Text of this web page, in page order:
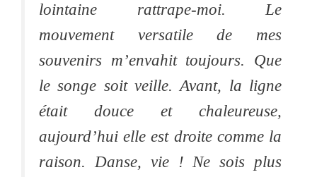
lointaine rattrape-moi. Le
mouvement versatile de mes
souvenirs m’envahit toujours. Que
le songe soit veille. Avant, la ligne
était douce et chaleureuse,
aujourd’hui elle est droite comme la
raison. Danse, vie ! Ne sois plus